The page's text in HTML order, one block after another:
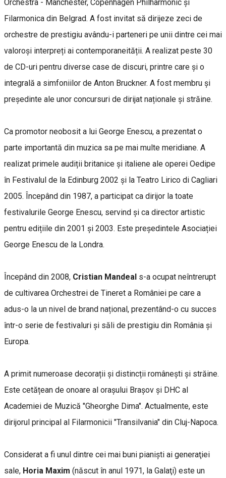
Orchestra - Manchester, Copenhagen Philharmonic și
Filarmonica din Belgrad. A fost invitat să dirijeze zeci de
orchestre de prestigiu avându-i parteneri pe unii dintre cei mai
valoroși interpreți ai contemporaneității. A realizat peste 30
de CD-uri pentru diverse case de discuri, printre care și o
integrală a simfoniilor de Anton Bruckner. A fost membru și
președinte ale unor concursuri de dirijat naționale și străine.
Ca promotor neobosit a lui George Enescu, a prezentat o
parte importantă din muzica sa pe mai multe meridiane. A
realizat primele audiții britanice și italiene ale operei Oedipe
în Festivalul de la Edinburg 2002 și la Teatro Lirico di Cagliari
2005. Începând din 1987, a participat ca dirijor la toate
festivalurile George Enescu, servind și ca director artistic
pentru edițiile din 2001 și 2003. Este președintele Asociației
George Enescu de la Londra.
Începând din 2008, Cristian Mandeal s-a ocupat neîntrerupt
de cultivarea Orchestrei de Tineret a României pe care a
adus-o la un nivel de brand național, prezentând-o cu succes
într-o serie de festivaluri și săli de prestigiu din România și
Europa.
A primit numeroase decorații și distincții românești și străine.
Este cetățean de onoare al orașului Brașov și DHC al
Academiei de Muzică "Gheorghe Dima". Actualmente, este
dirijorul principal al Filarmonicii "Transilvania" din Cluj-Napoca.
Considerat a fi unul dintre cei mai buni pianişti ai generaţiei
sale, Horia Maxim (născut în anul 1971, la Galaţi) este un